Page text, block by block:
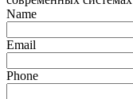
Name
Email
Phone